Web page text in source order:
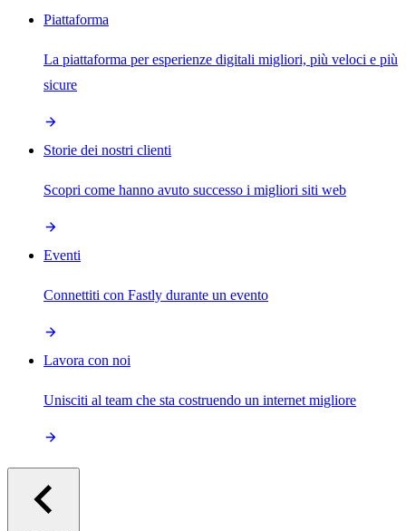
Piattaforma
La piattaforma per esperienze digitali migliori, più veloci e più
sicure
Storie dei nostri clienti
Scopri come hanno avuto successo i migliori siti web
Eventi
Connettiti con Fastly durante un evento
Lavora con noi
Unisciti al team che sta costruendo un internet migliore